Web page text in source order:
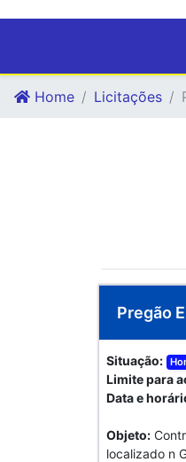
Home Licitações
Pregão
Situação:
Limite para
Data e
Objeto:
localizado n